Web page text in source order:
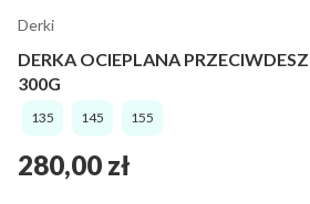
Derki
DERKA OCIEPLANA
300G
135 145 155
Cena
280,00 zł